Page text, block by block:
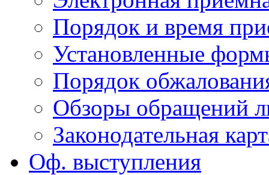
Порядок и время
Установленные
Порядок
Обзоры обращений
Законодательная
Оф. выступления